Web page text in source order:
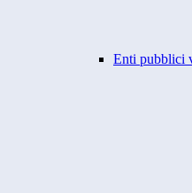
Enti pubblici